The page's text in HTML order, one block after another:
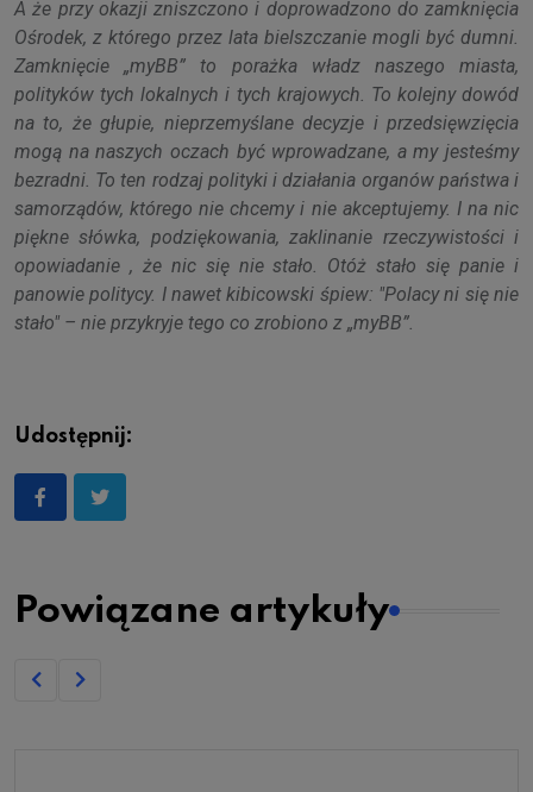
A że przy okazji zniszczono i doprowadzono do zamknięcia
Ośrodek, z którego przez lata bielszczanie mogli być dumni.
Zamknięcie „myBB” to porażka władz naszego miasta,
polityków tych lokalnych i tych krajowych. To kolejny dowód
na to, że głupie, nieprzemyślane decyzje i przedsięwzięcia
mogą na naszych oczach być wprowadzane, a my jesteśmy
bezradni. To ten rodzaj polityki i działania organów państwa i
samorządów, którego nie chcemy i nie akceptujemy. I na nic
piękne słówka, podziękowania, zaklinanie rzeczywistości i
opowiadanie , że nic się nie stało. Otóż stało się panie i
panowie politycy. I nawet kibicowski śpiew: "Polacy ni się nie
stało" – nie przykryje tego co zrobiono z „myBB”.
Udostępnij:
Powiązane artykuły